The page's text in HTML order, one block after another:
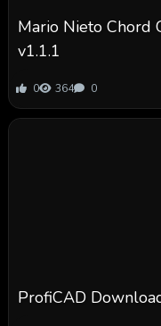
Mario Nieto Chord
v1.1.1
0 364 0
ProfiCAD